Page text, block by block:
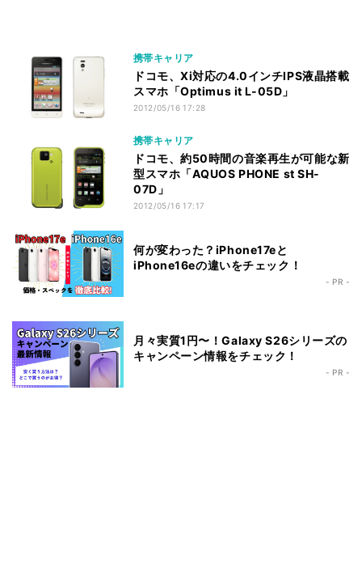
携帯キャリア
ドコモ、Xi対応の4.0インチIPS液晶搭載
スマホ「Optimus it L-05D」
2012/05/16 17:28
携帯キャリア
ドコモ、約50時間の音楽再生が可能な新
型スマホ「AQUOS PHONE st SH-
07D」
2012/05/16 17:17
何が変わった？iPhone17eと
iPhone16eの違いをチェック！
- PR -
月々実質1円〜！Galaxy S26シリーズの
キャンペーン情報をチェック！
- PR -